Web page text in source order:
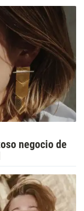
negocio de